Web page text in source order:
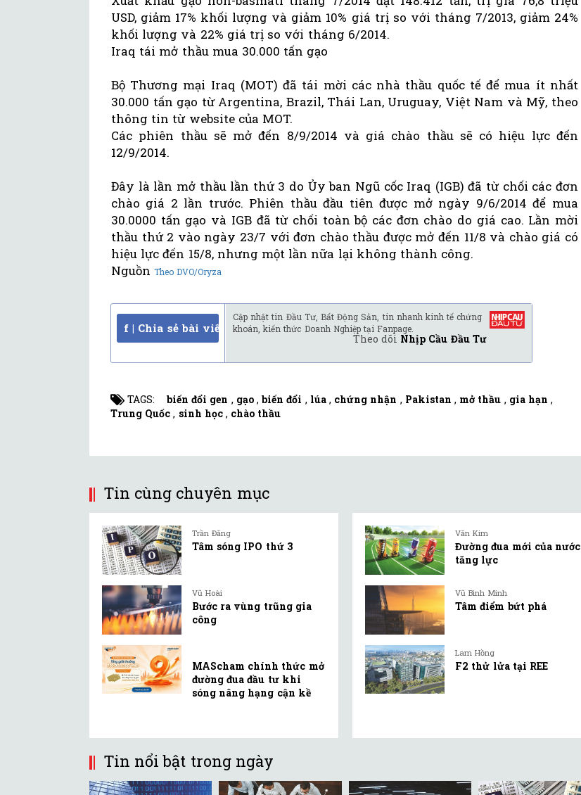
USD, giảm 17% khối lượng và giảm 10% giá trị so với tháng 7/2013, giảm 24%
khối lượng và 22% giá trị so với tháng 6/2014.
Iraq tái mở thầu mua 30.000 tấn gạo
Bộ Thương mại Iraq (MOT) đã tái mời các nhà thầu quốc tế để mua ít nhất
30.000 tấn gạo từ Argentina, Brazil, Thái Lan, Uruguay, Việt Nam và Mỹ, theo
thông tin từ website của MOT.
Các phiên thầu sẽ mở đến 8/9/2014 và giá chào thầu sẽ có hiệu lực đến
12/9/2014.
Đây là lần mở thầu lần thứ 3 do Ủy ban Ngũ cốc Iraq (IGB) đã từ chối các đơn
chào giá 2 lần trước. Phiên thầu đầu tiên được mở ngày 9/6/2014 để mua
30.0000 tấn gạo và IGB đã từ chối toàn bộ các đơn chào do giá cao. Lần mời
thầu thứ 2 vào ngày 23/7 với đơn chào thầu được mở đến 11/8 và chào giá có
hiệu lực đến 15/8, nhưng một lần nữa lại không thành công.
NguồnTheo DVO/Oryza
f | Chia sẻ bài viết
Cập nhật tin Đầu Tư, Bất Động Sản, tin nhanh kinh tế chứng
khoán, kiến thức Doanh Nghiệp tại Fanpage.
Theo dõi Nhịp Cầu Đầu Tư
TAGS: biến đổi gen , gạo,biến đổi , lúa, chứng nhận , Pakistan , mở thầu , gia hạn ,
Trung Quốc , sinh học, chào thầu
Tin cùng chuyên mục
Trần Đăng
Tâm sóng IPO thứ 3
Vũ Hoài
Bước ra vùng trũng gia
công
MAScham chính thức mở
đường đua đầu tư khi
sóng nâng hạng cận kề
Văn Kim
Đường đua mới của nước
tăng lực
Vũ Bình Minh
Tâm điểm bứt phá
Lam Hồng
F2 thử lửa tại REE
Tin nổi bật trong ngày